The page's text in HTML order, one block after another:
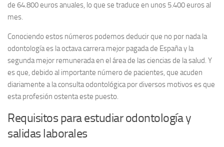
de 64.800 euros anuales, lo que se traduce en unos 5.400 euros al
mes.
Conociendo estos números podemos deducir que no por nada la
odontología es la octava carrera mejor pagada de España y la
segunda mejor remunerada en el área de las ciencias de la salud. Y
es que, debido al importante número de pacientes, que acuden
diariamente a la consulta odontológica por diversos motivos es que
esta profesión ostenta este puesto.
Requisitos para estudiar odontología y
salidas laborales